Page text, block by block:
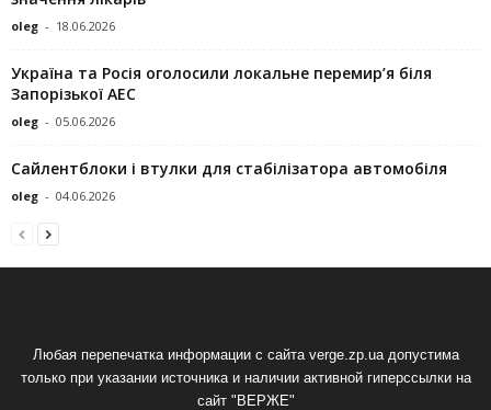
oleg - 18.06.2026
Україна та Росія оголосили локальне перемир’я біля
Запорізької АЕС
oleg - 05.06.2026
Сайлентблоки і втулки для стабілізатора автомобіля
oleg - 04.06.2026
Любая перепечатка информации с сайта verge.zp.ua допустима
только при указании источника и наличии активной гиперссылки на
сайт "ВЕРЖЕ"